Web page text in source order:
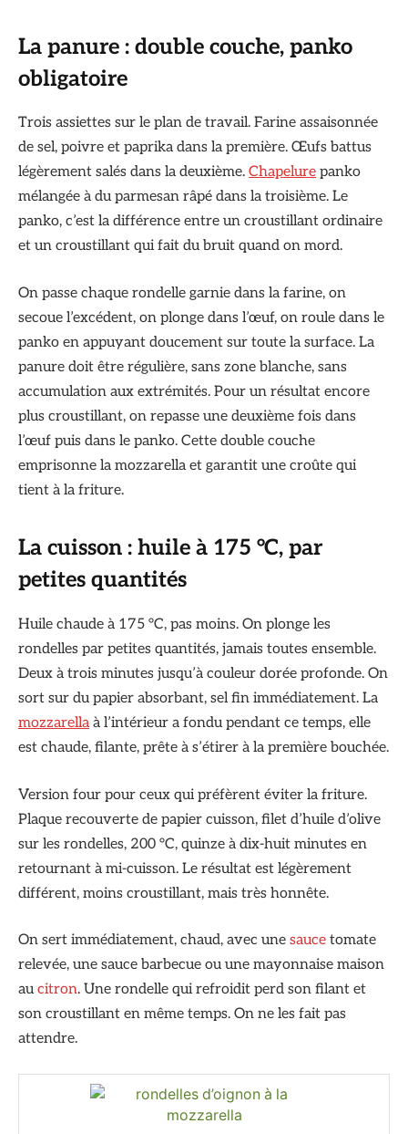
La panure : double couche, panko
obligatoire
Trois assiettes sur le plan de travail. Farine assaisonnée
de sel, poivre et paprika dans la première. Œufs battus
légèrement salés dans la deuxième. Chapelure panko
mélangée à du parmesan râpé dans la troisième. Le
panko, c’est la différence entre un croustillant ordinaire
et un croustillant qui fait du bruit quand on mord.
On passe chaque rondelle garnie dans la farine, on
secoue l’excédent, on plonge dans l’œuf, on roule dans le
panko en appuyant doucement sur toute la surface. La
panure doit être régulière, sans zone blanche, sans
accumulation aux extrémités. Pour un résultat encore
plus croustillant, on repasse une deuxième fois dans
l’œuf puis dans le panko. Cette double couche
emprisonne la mozzarella et garantit une croûte qui
tient à la friture.
La cuisson : huile à 175 °C, par
petites quantités
Huile chaude à 175 °C, pas moins. On plonge les
rondelles par petites quantités, jamais toutes ensemble.
Deux à trois minutes jusqu’à couleur dorée profonde. On
sort sur du papier absorbant, sel fin immédiatement. La
mozzarella à l’intérieur a fondu pendant ce temps, elle
est chaude, filante, prête à s’étirer à la première bouchée.
Version four pour ceux qui préfèrent éviter la friture.
Plaque recouverte de papier cuisson, filet d’huile d’olive
sur les rondelles, 200 °C, quinze à dix-huit minutes en
retournant à mi-cuisson. Le résultat est légèrement
différent, moins croustillant, mais très honnête.
On sert immédiatement, chaud, avec une sauce tomate
relevée, une sauce barbecue ou une mayonnaise maison
au citron. Une rondelle qui refroidit perd son filant et
son croustillant en même temps. On ne les fait pas
attendre.